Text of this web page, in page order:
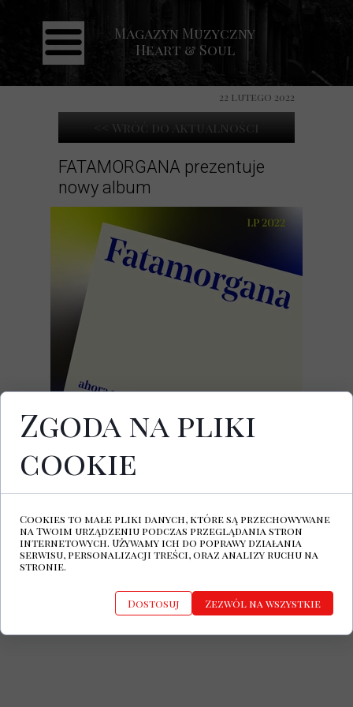
Strona główna
Aktualności
Koncerty
Galeria
Kontakt
Magazyn Muzyczny
Heart & Soul
FATAMORGANA prezentuje
nowy album
<< Wróć do Aktualności
22 lutego 2022
22 lutego ukazała się najnowsza płyta
hiszpańskiej grupy FATAMORGANA.
Najnowszy album duetu, który tworzą
grupą Belgrado oraz Louis Harding, nosi
tytułAhora Aquí, Todavía No
https://www.facebook.com/Fatamorgan
aBarcelona
Zgoda na pliki
cookie
Cookies to małe pliki danych, które są przechowywane
na Twoim urządzeniu podczas przeglądania stron
internetowych. Używamy ich do poprawy działania
serwisu, personalizacji treści, oraz analizy ruchu na
stronie.
Dostosuj Zezwól na wszystkie